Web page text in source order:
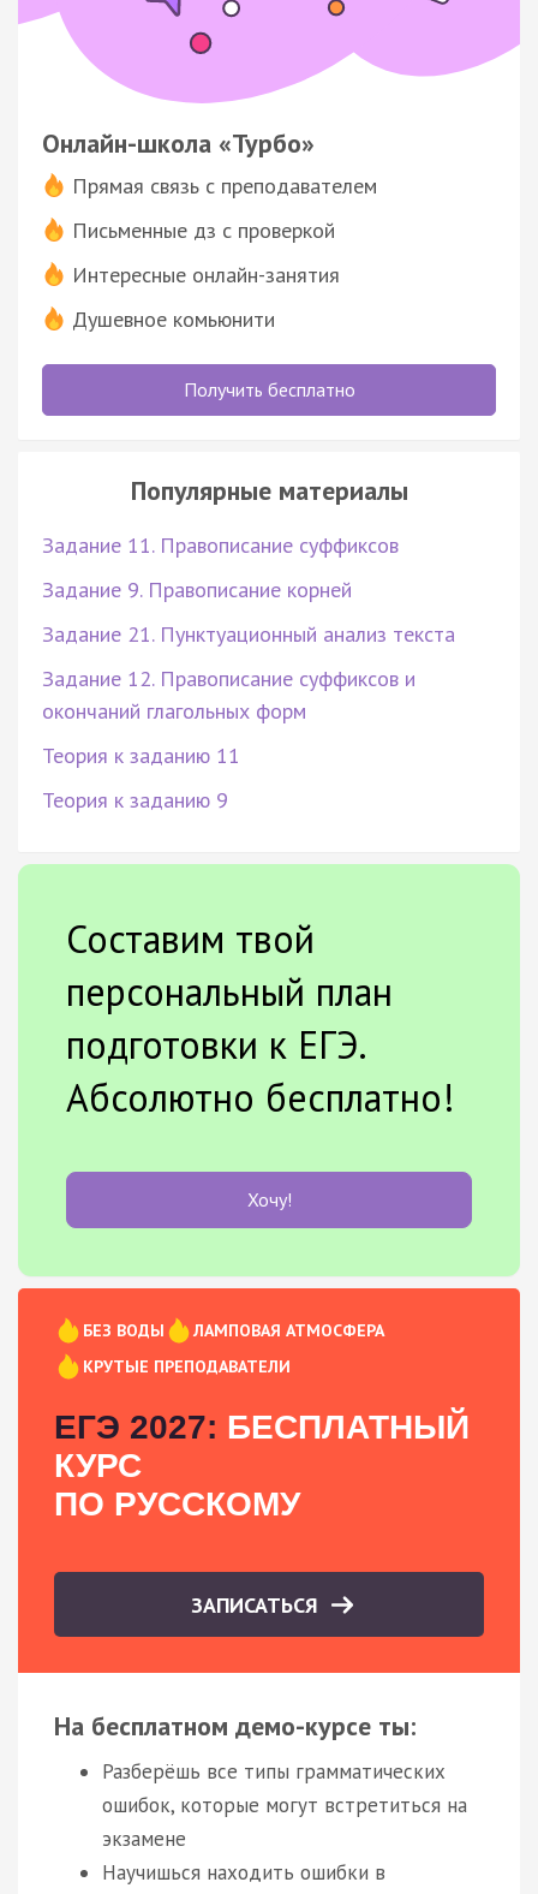
Онлайн-школа «Турбо»
Прямая связь с преподавателем
Письменные дз с проверкой
Интересные онлайн-занятия
Душевное комьюнити
Получить бесплатно
Популярные материалы
Задание 11. Правописание суффиксов
Задание 9. Правописание корней
Задание 21. Пунктуационный анализ текста
Задание 12. Правописание суффиксов и
окончаний глагольных форм
Теория к заданию 11
Теория к заданию 9
Составим твой
персональный план
подготовки к ЕГЭ.
Абсолютно бесплатно!
Хочу!
БЕЗ ВОДЫ
ЛАМПОВАЯ АТМОСФЕРА
КРУТЫЕ ПРЕПОДАВАТЕЛИ
ЕГЭ 2027: БЕСПЛАТНЫЙ
КУРС
ПО РУССКОМУ
ЗАПИСАТЬСЯ
На бесплатном демо-курсе ты:
Разберёшь все типы грамматических
ошибок, которые могут встретиться на
экзамене
Научишься находить ошибки в